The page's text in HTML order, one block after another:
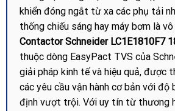
khiển đóng ngắt từ xa các phụ tải
thống chiếu sáng hay máy bơm là
Contactor Schneider LC1E1810F7
thuộc dòng EasyPact TVS của
giải pháp kinh tế và hiệu quả, được
các yêu cầu vận hành cơ bản với độ
định vượt trội. Với uy tín từ thương